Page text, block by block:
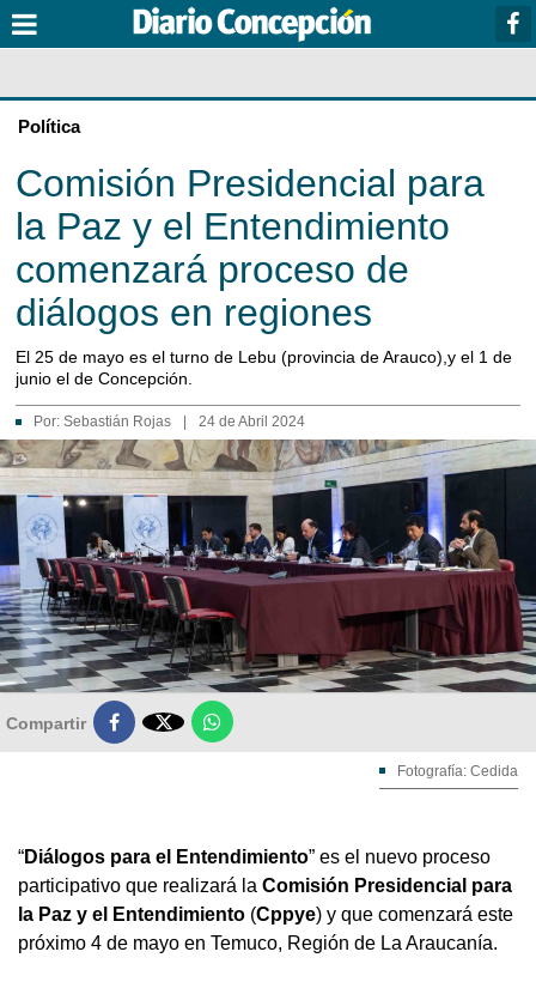
Política
Comisión Presidencial para
la Paz y el Entendimiento
comenzará proceso de
diálogos en regiones
El 25 de mayo es el turno de Lebu (provincia de Arauco),y el 1 de
junio el de Concepción.
Por: Sebastián Rojas 24 de Abril 2024
Compartir 
Fotografía: Cedida
“Diálogos para el Entendimiento” es el nuevo proceso
participativo que realizará la Comisión Presidencial para
la Paz y el Entendimiento (Cppye) y que comenzará este
próximo 4 de mayo en Temuco, Región de La Araucanía.